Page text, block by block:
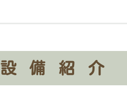
設備紹介